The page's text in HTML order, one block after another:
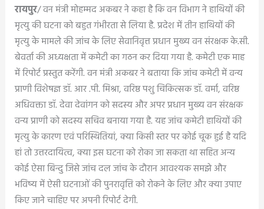
रायपुर/ वन मंत्री मोहम्मद अकबर ने कहा है कि वन विभाग ने हाथियों की
मृत्यु की घटना को बहुत गंभीरता से लिया है. प्रदेश में तीन हाथियों की
मृत्यु के मामले की जांच के लिए सेवानिवृत्त प्रधान मुख्य वन संरक्षक के.सी.
बेवर्ता की अध्यक्षता में कमेटी का गठन कर दिया गया है. कमेटी एक माह
में रिपोर्ट प्रस्तुत करेंगी. वन मंत्री अकबर ने बताया कि जांच कमेटी में वन्य
प्राणी विशेषज्ञ डॉ. आर .पी. मिश्रा, वरिष्ठ पशु चिकित्सक डॉ. वर्मा, वरिष्ठ
अधिवक्ता डॉ. देवा देवांगन को सदस्य और अपर प्रधान मुख्य वन संरक्षक
वन्य प्राणी को सदस्य सचिव बनाया गया है. यह जांच कमेटी हाथियों की
मृत्यु के कारण एवं परिस्थितियां, क्या किसी स्तर पर कोई चूक हुई है यदि
हां तो उत्तरदायित्व, क्या इस घटना को रोका जा सकता था सहित अन्य
कोई ऐसा बिन्दु जिसे जांच दल जांच के दौरान आवश्यक समझे और
भविष्य में ऐसी घटनाओं की पुनरावृत्ति को रोकने के लिए और क्या उपाए
किए जाने चाहिए पर अपनी रिपोर्ट देगी.